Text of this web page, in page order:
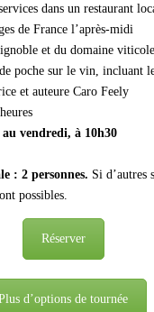
dans un restaurant
de France l’après-midi
et du domaine viticole
poche sur le vin, incluant
et auteure Caro Feely
vendredi, à 10h30
: 2 personnes. Si d’autres
possibles.
Réserver
d’options de tournée